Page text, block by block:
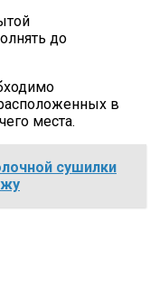
до
в
места.
сушилки